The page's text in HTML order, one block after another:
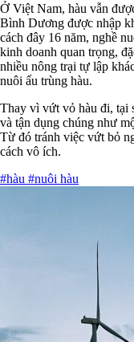
Ở Việt Nam, hàu vẫn
Bình Dương được nhập
cách đây 16 năm, nghề
kinh doanh quan trọng,
nhiều nông trại tự lập
nuôi ấu trùng hàu.
Thay vì vứt vỏ hàu đi, tại
và tận dụng chúng như
Từ đó tránh việc vứt bỏ
cách vô ích.
#hàu #nuôi hàu